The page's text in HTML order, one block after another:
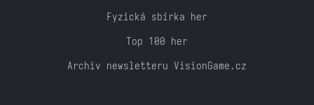
Fyzická sbírka her
Top 100 her
Archiv newsletteru VisionGame.cz